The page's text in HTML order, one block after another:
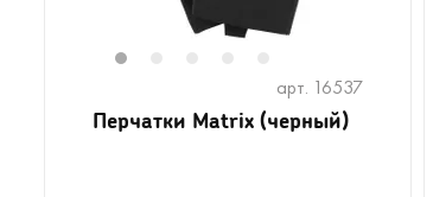
арт. 16537
Перчатки Matrix (черный)